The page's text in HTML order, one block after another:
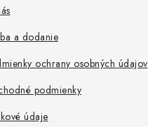
a dodanie
ochrany osobných údajov
podmienky
údaje